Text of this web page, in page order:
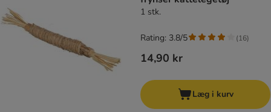
1 stk.
14,90 kr
Rating: 3.8/5 (16)
Læg i kurv